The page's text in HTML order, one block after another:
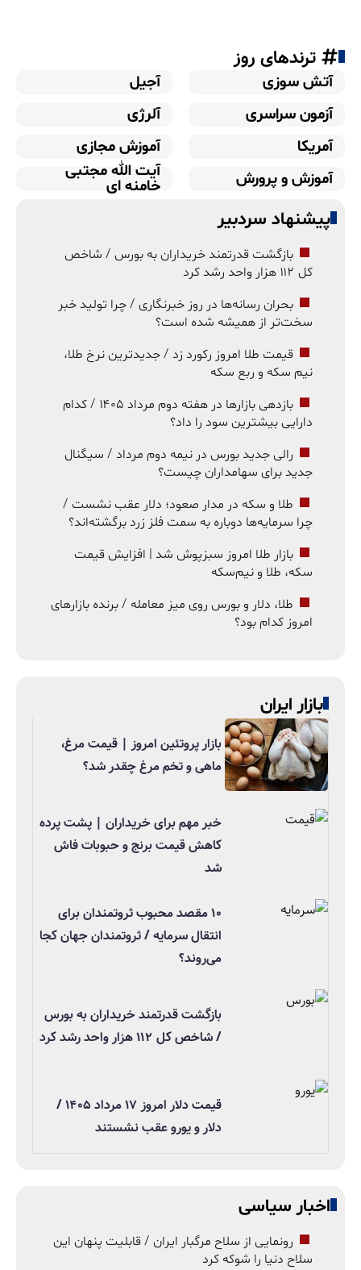
ترندهای روز
آتش سوزی
آجیل
آزمون سراسری
آلرژی
آمریکا
آموزش مجازی
آموزش و پرورش
آیت الله مجتبی
خامنه ای
پیشنهاد سردبیر
بازگشت قدرتمند خریداران به بورس / شاخص
کل ۱۱۲ هزار واحد رشد کرد
بحران رسانه‌ها در روز خبرنگاری / چرا تولید خبر
سخت‌تر از همیشه شده است؟
قیمت طلا امروز رکورد زد / جدیدترین نرخ طلا،
نیم سکه و ربع سکه
بازدهی بازارها در هفته دوم مرداد ۱۴۰۵ / کدام
دارایی بیشترین سود را داد؟
رالی جدید بورس در نیمه دوم مرداد / سیگنال
جدید برای سهامداران چیست؟
طلا و سکه در مدار صعود؛ دلار عقب نشست /
چرا سرمایه‌ها دوباره به سمت فلز زرد برگشته‌اند؟
بازار طلا امروز سبزپوش شد | افزایش قیمت
سکه، طلا و نیم‌سکه
طلا، دلار و بورس روی میز معامله / برنده بازارهای
امروز کدام بود؟
بازار ایران
بازار پروتئین امروز | قیمت مرغ،
ماهی و تخم مرغ چقدر شد؟
خبر مهم برای خریداران | پشت پرده
کاهش قیمت برنج و حبوبات فاش
شد
۱۰ مقصد محبوب ثروتمندان برای
انتقال سرمایه / ثروتمندان جهان کجا
می‌روند؟
بازگشت قدرتمند خریداران به بورس
/ شاخص کل ۱۱۲ هزار واحد رشد کرد
قیمت دلار امروز ۱۷ مرداد ۱۴۰۵ /
دلار و یورو عقب نشستند
اخبار سیاسی
رونمایی از سلاح مرگبار ایران / قابلیت پنهان این
سلاح دنیا را شوکه کرد